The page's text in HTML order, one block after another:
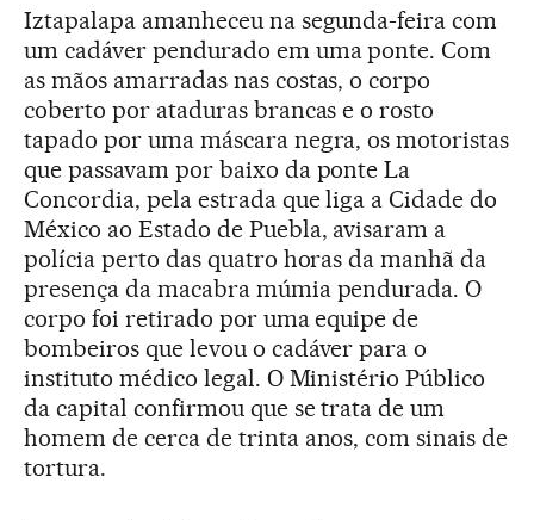
Iztapalapa amanheceu na segunda-feira com
um cadáver pendurado em uma ponte. Com
as mãos amarradas nas costas, o corpo
coberto por ataduras brancas e o rosto
tapado por uma máscara negra, os motoristas
que passavam por baixo da ponte La
Concordia, pela estrada que liga a Cidade do
México ao Estado de Puebla, avisaram a
polícia perto das quatro horas da manhã da
presença da macabra múmia pendurada. O
corpo foi retirado por uma equipe de
bombeiros que levou o cadáver para o
instituto médico legal. O Ministério Público
da capital confirmou que se trata de um
homem de cerca de trinta anos, com sinais de
tortura.